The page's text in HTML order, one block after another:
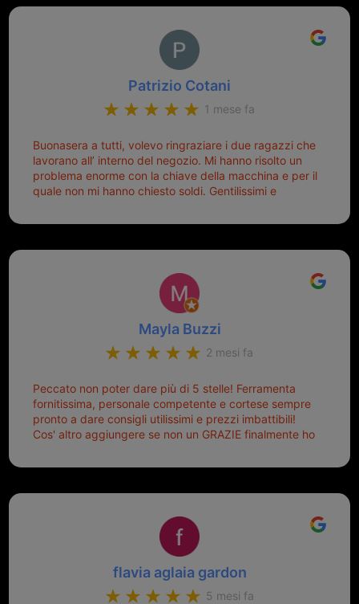
Patrizio Cotani
1 mese fa
Buonasera a tutti, volevo ringraziare i due ragazzi che
lavorano all’ interno del negozio. Mi hanno risolto un
problema enorme con la chiave della macchina e per il
quale non mi hanno chiesto soldi. Gentilissimi e
Sicuramente tornerò qui per qualsiasi altro problema.
Mayla Buzzi
2 mesi fa
Peccato non poter dare più di 5 stelle! Ferramenta
fornitissima, personale competente e cortese sempre
pronto a dare consigli utilissimi e prezzi imbattibili!
Cos' altro aggiungere se non un GRAZIE finalmente ho
mio riferimento. Ah dimenticavo...da loro sono riuscita
Top top top!!!
flavia aglaia gardon
5 mesi fa